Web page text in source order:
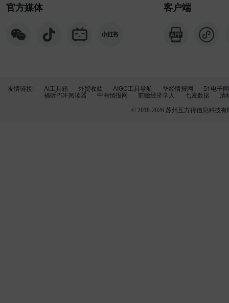
官方媒体 客户端
友情链接: AI工具箱 外贸收款 AIGC工具导航 华经情报网 51电子网
福昕PDF阅读器 中商情报网 前瞻经济学人 七麦数据 清
© 2018-2026苏州互方得信息科技有